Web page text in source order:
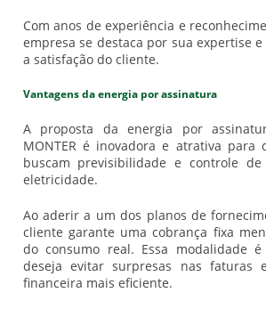
Com anos de experiência e
empresa se destaca por sua expertise
a satisfação do cliente.
Vantagens da energia por assinatura
A proposta da energia por
MONTER é inovadora e atrativa para
buscam previsibilidade e controle
eletricidade.
Ao aderir a um dos planos de
cliente garante uma cobrança fixa
do consumo real. Essa modalidade
deseja evitar surpresas nas faturas
financeira mais eficiente.